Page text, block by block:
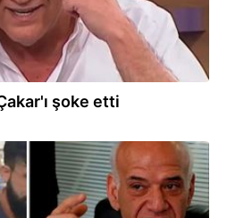
şoke etti